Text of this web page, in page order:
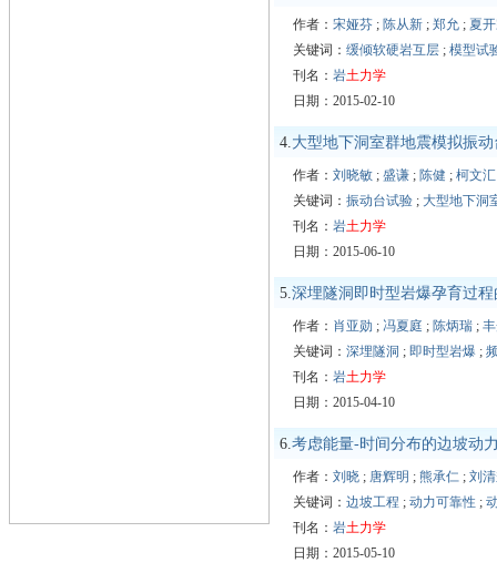
作者： 宋娅芬 ; 陈从新 ; 郑允 ; 夏
关键词： 缓倾软硬岩互层 ; 模型试
刊名： 岩土力学
日期：2015-02-10
4.大型地下洞室群地震模拟振
作者： 刘晓敏 ; 盛谦 ; 陈健 ; 柯文汇
关键词： 振动台试验 ; 大型地下洞
刊名： 岩土力学
日期：2015-06-10
5.深埋隧洞即时型岩爆孕育过
作者： 肖亚勋 ; 冯夏庭 ; 陈炳瑞 ;
关键词： 深埋隧洞 ; 即时型岩爆 ;
刊名： 岩土力学
日期：2015-04-10
6.考虑能量-时间分布的边坡动
作者： 刘晓 ; 唐辉明 ; 熊承仁 ; 刘
关键词： 边坡工程 ; 动力可靠性 ;
刊名： 岩土力学
日期：2015-05-10